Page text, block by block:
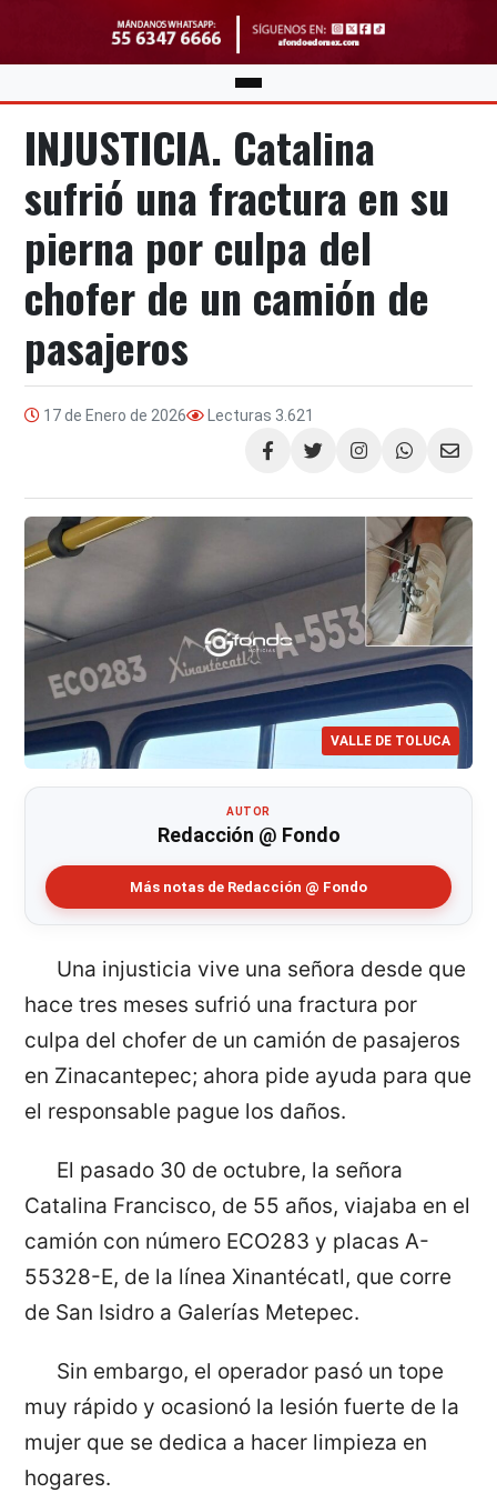
INJUSTICIA. Catalina
sufrió una fractura en su
pierna por culpa del
chofer de un camión de
pasajeros
17 de Enero de 2026 Lecturas 3.621
Compartir
VALLE DE TOLUCA
AUTOR
Redacción @ Fondo
Más notas de Redacción @ Fondo
Una injusticia vive una señora desde que
hace tres meses sufrió una fractura por
culpa del chofer de un camión de pasajeros
en Zinacantepec; ahora pide ayuda para que
el responsable pague los daños.
El pasado 30 de octubre, la señora
Catalina Francisco, de 55 años, viajaba en el
camión con número ECO283 y placas A-
55328-E, de la línea Xinantécatl, que corre
de San Isidro a Galerías Metepec.
Sin embargo, el operador pasó un tope
muy rápido y ocasionó la lesión fuerte de la
mujer que se dedica a hacer limpieza en
hogares.